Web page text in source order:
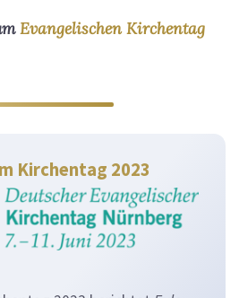
Evangelischen Kirchentag
Kirchentag 2023